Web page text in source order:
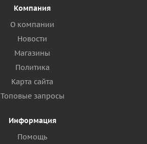
Компания
О компании
Новости
Магазины
Политика
Карта сайта
Топовые запросы
Информация
Помощь